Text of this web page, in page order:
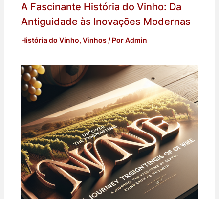
A Fascinante História do Vinho: Da
Antiguidade às Inovações Modernas
História do Vinho, Vinhos / PorAdmin